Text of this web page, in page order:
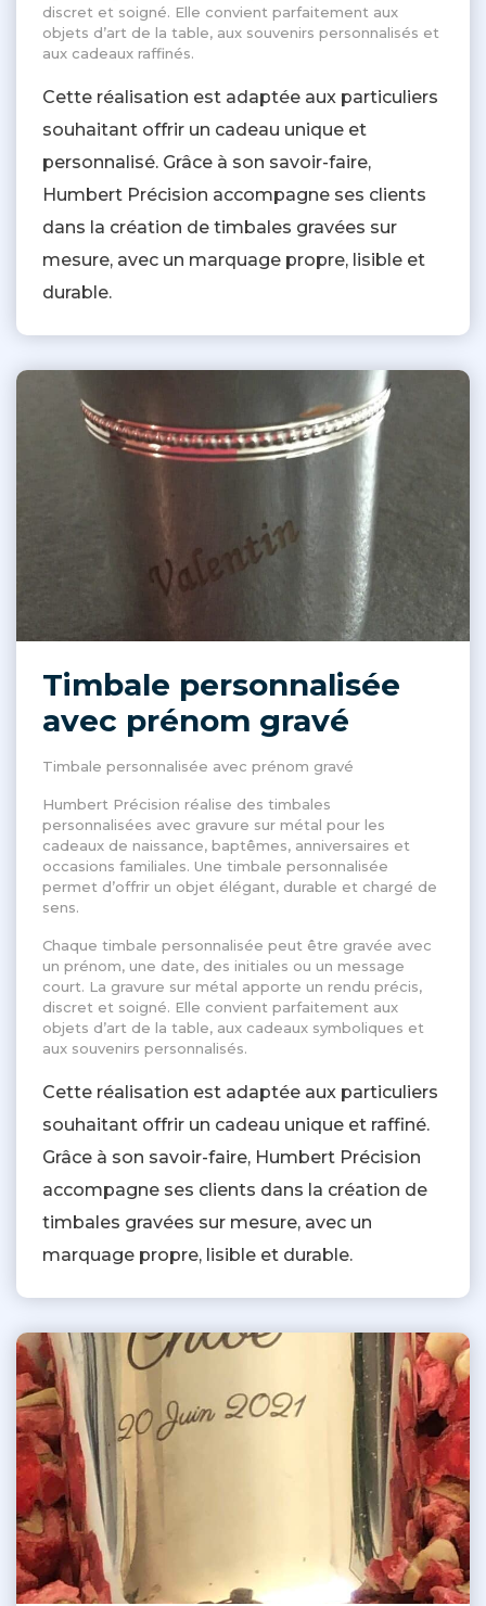
discret et soigné. Elle convient parfaitement aux
objets d’art de la table, aux souvenirs personnalisés et
aux cadeaux raffinés.
Cette réalisation est adaptée aux particuliers
souhaitant offrir un cadeau unique et
personnalisé. Grâce à son savoir-faire,
Humbert Précision accompagne ses clients
dans la création de timbales gravées sur
mesure, avec un marquage propre, lisible et
durable.
Timbale personnalisée
avec prénom gravé
Timbale personnalisée avec prénom gravé
Humbert Précision réalise des timbales
personnalisées avec gravure sur métal pour les
cadeaux de naissance, baptêmes, anniversaires et
occasions familiales. Une timbale personnalisée
permet d’offrir un objet élégant, durable et chargé de
sens.
Chaque timbale personnalisée peut être gravée avec
un prénom, une date, des initiales ou un message
court. La gravure sur métal apporte un rendu précis,
discret et soigné. Elle convient parfaitement aux
objets d’art de la table, aux cadeaux symboliques et
aux souvenirs personnalisés.
Cette réalisation est adaptée aux particuliers
souhaitant offrir un cadeau unique et raffiné.
Grâce à son savoir-faire, Humbert Précision
accompagne ses clients dans la création de
timbales gravées sur mesure, avec un
marquage propre, lisible et durable.